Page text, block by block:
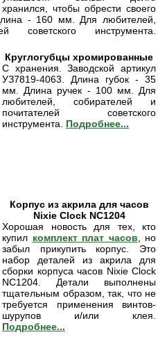
хранился, чтобы обрести своего
- 160 мм. Для любителей,
советского инструмента.
Круглогубцы хромированные
С хранения. Заводской артикул
УЗ7819-4063. Длина губок - 35
мм. Длина ручек - 100 мм. Для
любителей, собирателей и
почитателей советского
инструмента. Подробнее...
Корпус из акрила для часов
Nixie Clock NC1204
Хорошая новость для тех, кто
купил комплект плат часов , но
забыл прикупить корпус. Это
набор деталей из акрила для
сборки корпуса часов Nixie Clock
NC1204. Детали выполнены
тщательным образом, так, что не
требуется применения винтов-
шурупов и/или клея.
Подробнее...